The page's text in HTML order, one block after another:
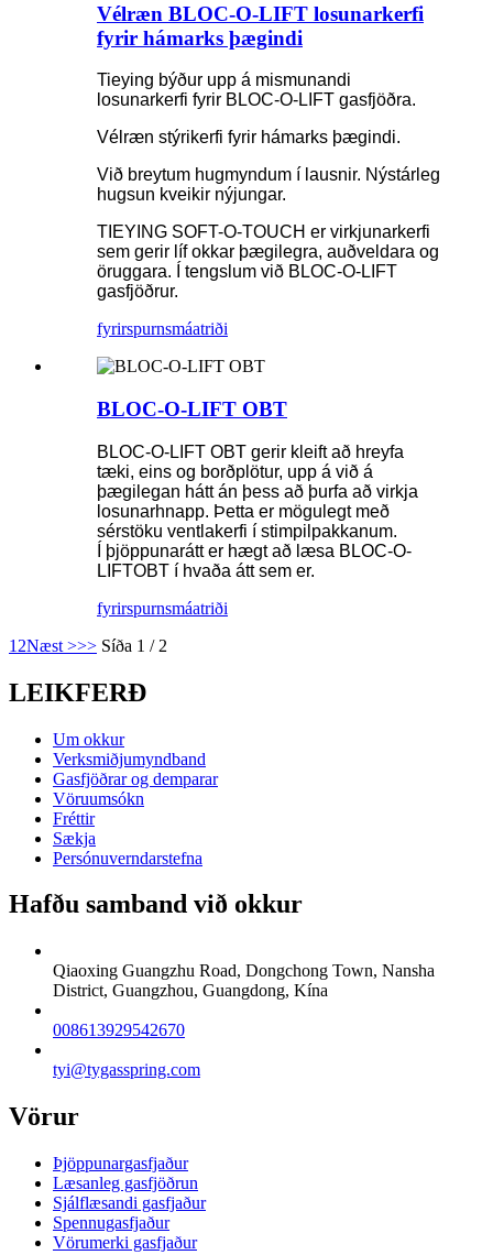
Vélræn BLOC-O-LIFT losunarkerfi
fyrir hámarks þægindi
Tieying býður upp á mismunandi
losunarkerfi fyrir BLOC-O-LIFT gasfjöðra.
Vélræn stýrikerfi fyrir hámarks þægindi.
Við breytum hugmyndum í lausnir. Nýstárleg
hugsun kveikir nýjungar.
TIEYING SOFT-O-TOUCH er virkjunarkerfi
sem gerir líf okkar þægilegra, auðveldara og
öruggara. Í tengslum við BLOC-O-LIFT
gasfjöðrur.
fyrirspurnsmáatriði
BLOC-O-LIFT OBT
BLOC-O-LIFT OBT gerir kleift að hreyfa
tæki, eins og borðplötur, upp á við á
þægilegan hátt án þess að þurfa að virkja
losunarhnapp. Þetta er mögulegt með
sérstöku ventlakerfi í stimpilpakkanum.
Í þjöppunarátt er hægt að læsa BLOC-O-
LIFTOBT í hvaða átt sem er.
fyrirspurnsmáatriði
1 2Næst >>> Síða 1 / 2
LEIKFERÐ
Um okkur
Verksmiðjumyndband
Gasfjöðrar og demparar
Vöruumsókn
Fréttir
Sækja
Persónuverndarstefna
Hafðu samband við okkur
Qiaoxing Guangzhu Road, Dongchong Town, Nansha
District, Guangzhou, Guangdong, Kína
008613929542670
tyi@tygasspring.com
Vörur
Þjöppunargasfjaður
Læsanleg gasfjöðrun
Sjálflæsandi gasfjaður
Spennugasfjaður
Vörumerki gasfjaður